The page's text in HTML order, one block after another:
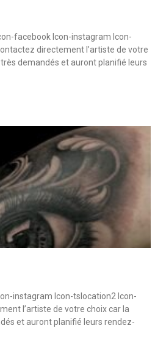
facebook Icon-instagram Icon-
directement l’artiste de votre
demandés et auront planifié leurs
instagram Icon-tslocation2 Icon-
l’artiste de votre choix car la
et auront planifié leurs rendez-